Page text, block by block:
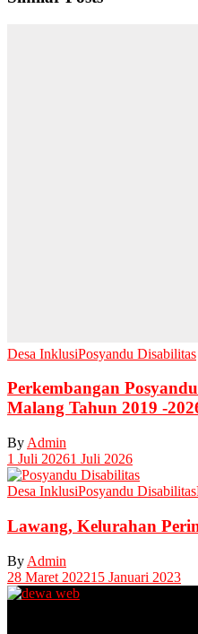
Desa InklusiPosyandu Disabilitas
Perkembangan
Malang Tahun 2019 -
By Admin
1 Juli 20261 Juli 2026
Desa InklusiPosyandu Disabilitas
Lawang, Kelurahan
By Admin
28 Maret 202215 Januari 2023